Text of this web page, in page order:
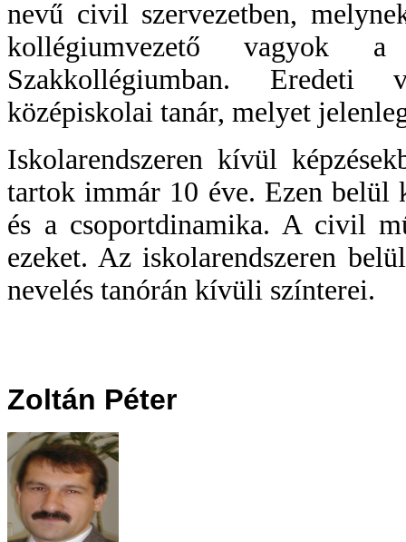
nevű civil szervezetben,
kollégiumvezető vagyok
Szakkollégiumban. Eredeti
középiskolai tanár, melyet
Iskolarendszeren kívül
tartok immár 10 éve. Ezen belül
és a csoportdinamika. A civil
ezeket. Az iskolarendszeren
nevelés tanórán kívüli színterei.
Zoltán Péter